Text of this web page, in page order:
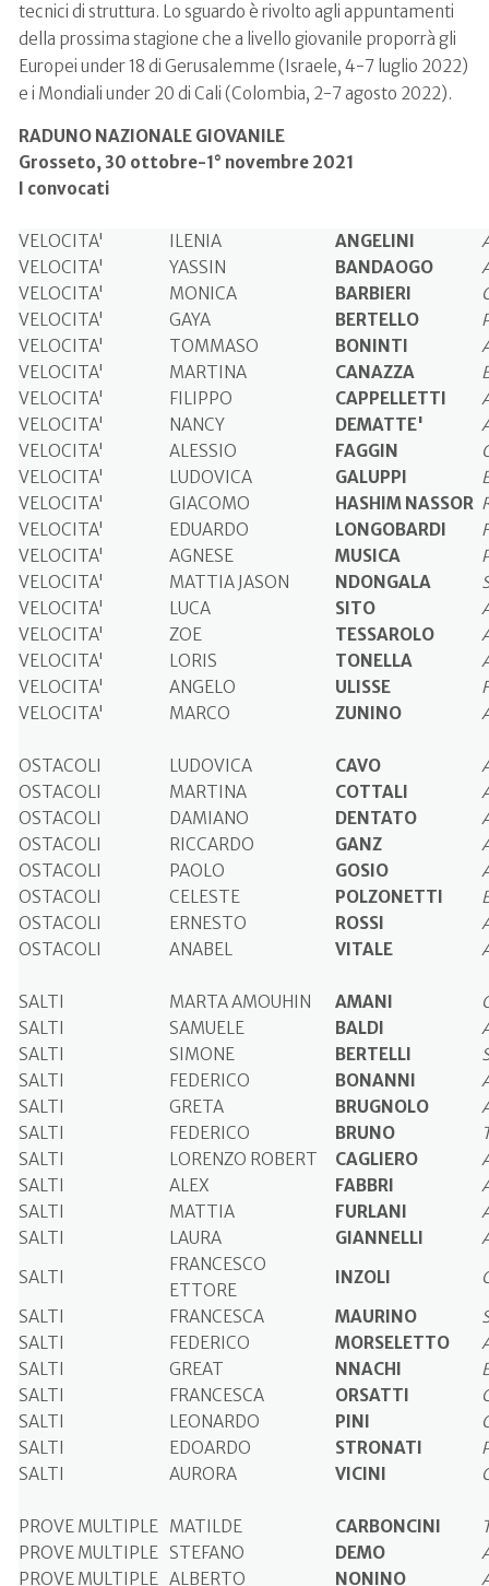
tecnici di struttura. Lo sguardo è rivolto agli appuntamenti
della prossima stagione che a livello giovanile proporrà gli
Europei under 18 di Gerusalemme (Israele, 4-7 luglio 2022)
e i Mondiali under 20 di Cali (Colombia, 2-7 agosto 2022).
RADUNO NAZIONALE GIOVANILE
Grosseto, 30 ottobre-1° novembre 2021
I convocati
VELOCITA' ILENIA ANGELINI
VELOCITA'
YASSIN BANDAOGO
VELOCITA'
MONICA BARBIERI
VELOCITA'
GAYA BERTELLO
VELOCITA'
TOMMASO BONINTI
VELOCITA'
MARTINA CANAZZA
VELOCITA'
FILIPPO CAPPELLETTI
VELOCITA'
NANCY DEMATTE'
VELOCITA'
ALESSIO FAGGIN
VELOCITA'
LUDOVICA GALUPPI
VELOCITA'
GIACOMO HASHIM NASSOR
VELOCITA'
EDUARDO LONGOBARDI
VELOCITA'
AGNESE MUSICA
VELOCITA'
MATTIA JASON NDONGALA
VELOCITA'
LUCA SITO
VELOCITA'
ZOE TESSAROLO
VELOCITA'
LORIS TONELLA
VELOCITA'
ANGELO ULISSE
VELOCITA'
MARCO ZUNINO
OSTACOLI LUDOVICA CAVO
OSTACOLI
MARTINA COTTALI
OSTACOLI
DAMIANO DENTATO
OSTACOLI
RICCARDO GANZ
OSTACOLI
PAOLO GOSIO
OSTACOLI
CELESTE POLZONETTI
OSTACOLI
ERNESTO ROSSI
OSTACOLI
ANABEL VITALE
SALTI MARTA AMOUHIN AMANI
SALTI
SAMUELE BALDI
SALTI
SIMONE BERTELLI
SALTI
FEDERICO BONANNI
SALTI
GRETA BRUGNOLO
SALTI
FEDERICO BRUNO
SALTI
LORENZO ROBERT CAGLIERO
SALTI
ALEX FABBRI
SALTI
MATTIA FURLANI
SALTI
LAURA GIANNELLI
SALTI
FRANCESCO
ETTORE
INZOLI
SALTI
FRANCESCA MAURINO
SALTI
FEDERICO MORSELETTO
SALTI
GREAT NNACHI
SALTI
FRANCESCA ORSATTI
SALTI
LEONARDO PINI
SALTI
EDOARDO STRONATI
SALTI
AURORA VICINI
PROVE MULTIPLE MATILDE CARBONCINI
PROVE MULTIPLE STEFANO DEMO
PROVE MULTIPLE ALBERTO NONINO